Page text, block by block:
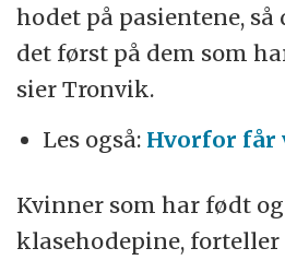
hodet på pasientene, så
det først på dem som
sier Tronvik.
Les også: Hvorfor får
Kvinner som har født
klasehodepine, forteller